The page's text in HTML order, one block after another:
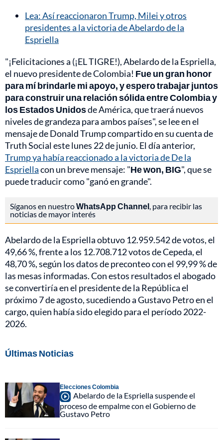
Lea: Así reaccionaron Trump, Milei y otros
presidentes a la victoria de Abelardo de la
Espriella
"¡Felicitaciones a (¡EL TIGRE!), Abelardo de la Espriella,
el nuevo presidente de Colombia! Fue un gran honor
para mí brindarle mi apoyo, y espero trabajar juntos
para construir una relación sólida entre Colombia y
los Estados Unidosde América, que traerá nuevos
niveles de grandeza para ambos países", se lee en el
mensaje de Donald Trump compartido en su cuenta de
Truth Social este lunes 22 de junio. El día anterior,
Trump ya había reaccionado a la victoria de De la
Espriellacon un breve mensaje: "He won, BIG", que se
puede traducir como "ganó en grande".
Síganos en nuestroWhatsApp Channel, para recibir las
noticias de mayor interés
Abelardo de la Espriella obtuvo 12.959.542 de votos, el
49,66 %, frente a los 12.708.712 votos de Cepeda, el
48,70 %, según los datos de preconteo con el 99,99 % de
las mesas informadas. Con estos resultados el abogado
se convertiría en el presidente de la República el
próximo 7 de agosto, sucediendo a Gustavo Petro en el
cargo, quien había sido elegido para el período 2022-
2026.
Últimas Noticias
Elecciones Colombia
Abelardo de la Espriella suspende el
proceso de empalme con el Gobierno de
Gustavo Petro